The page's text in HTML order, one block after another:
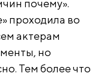
почему».
проходила во
актерам
но
Тем более что